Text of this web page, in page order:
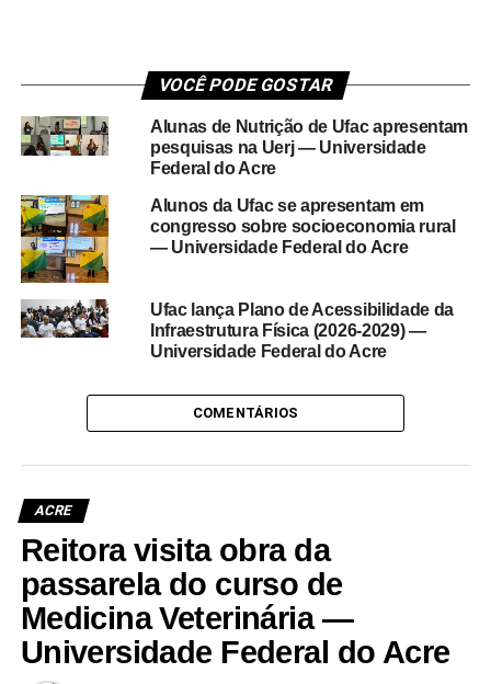
VOCÊ PODE GOSTAR
Alunas de Nutrição de Ufac apresentam
pesquisas na Uerj — Universidade
Federal do Acre
Alunos da Ufac se apresentam em
congresso sobre socioeconomia rural
— Universidade Federal do Acre
Ufac lança Plano de Acessibilidade da
Infraestrutura Física (2026-2029) —
Universidade Federal do Acre
COMENTÁRIOS
ACRE
Reitora visita obra da
passarela do curso de
Medicina Veterinária —
Universidade Federal do Acre